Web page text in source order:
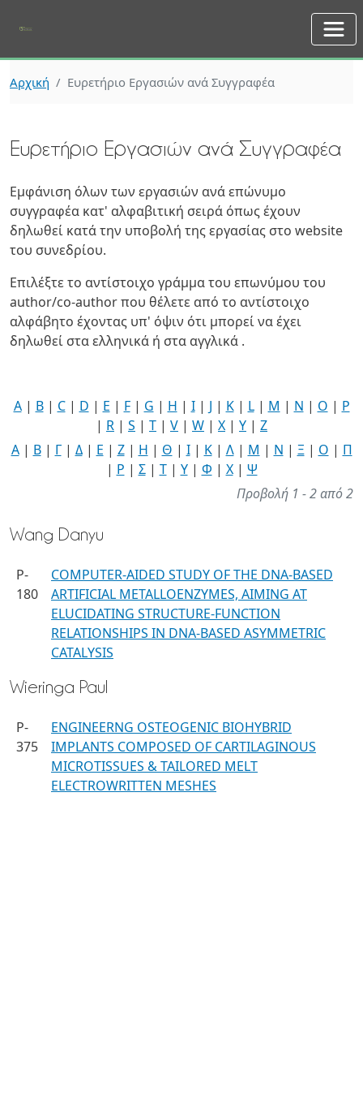
Αρχική Ευρετήριο Εργασιών ανά Συγγραφέα
Ευρετήριο Εργασιών ανά Συγγραφέα
Εμφάνιση όλων των εργασιών ανά επώνυμο
συγγραφέα κατ' αλφαβιτική σειρά όπως έχουν
δηλωθεί κατά την υποβολή της εργασίας στο website
του συνεδρίου.
Επιλέξτε το αντίστοιχο γράμμα του επωνύμου του
author/co-author που θέλετε από το αντίστοιχο
αλφάβητο έχοντας υπ' όψιν ότι μπορεί να έχει
δηλωθεί στα ελληνικά ή στα αγγλικά .
A | B | C | D | E | F | G | H | I | J | K | L | M | N | O | P
| R | S | T | V | W | X | Y | Z
Α | Β | Γ | Δ | Ε | Ζ | Η | Θ | Ι | Κ | Λ | Μ | Ν | Ξ | Ο | Π
| Ρ | Σ | Τ | Υ | Φ | Χ | Ψ
Προβολή 1 - 2 από 2
Wang Danyu
P-
180
COMPUTER-AIDED STUDY OF THE DNA-BASED
ARTIFICIAL METALLOENZYMES, AIMING AT
ELUCIDATING STRUCTURE-FUNCTION
RELATIONSHIPS IN DNA-BASED ASYMMETRIC
CATALYSIS
Wieringa Paul
P-
375
ENGINEERNG OSTEOGENIC BIOHYBRID
IMPLANTS COMPOSED OF CARTILAGINOUS
MICROTISSUES & TAILORED MELT
ELECTROWRITTEN MESHES